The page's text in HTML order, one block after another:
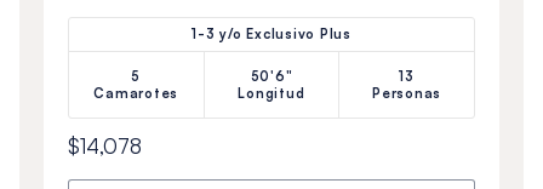
1-3 y/o Exclusivo Plus
5
Camarotes
50'6"
Longitud
13
Personas
$14,078